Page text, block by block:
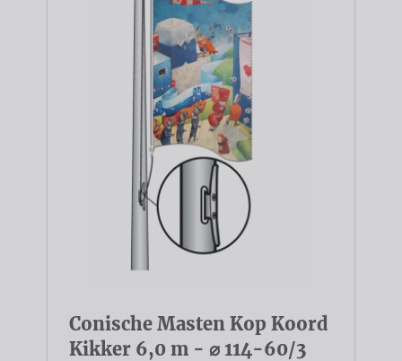
Conische Masten Kop Koord
Kikker 6,0 m - ⌀ 114-60/3